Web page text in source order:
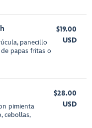
panecillo
papas fritas o
$19.00
USD
pimienta
cebollas,
$28.00
USD